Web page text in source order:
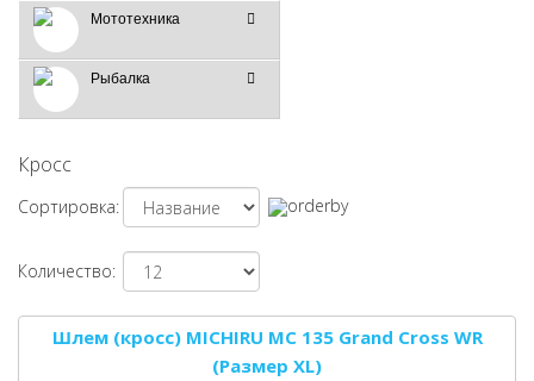
Мототехника
Рыбалка
Кросс
Сортировка:
Количество:
Шлем (кросс) MICHIRU MC 135 Grand Cross WR
(Размер XL)